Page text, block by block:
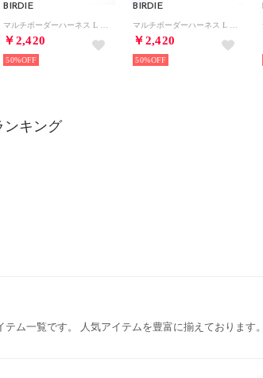
BIRDIE
￥2,420
50%
BIRDIE
￥2,420
50%
ンキング
テム一覧です。 人気アイテムを豊富に揃えております。